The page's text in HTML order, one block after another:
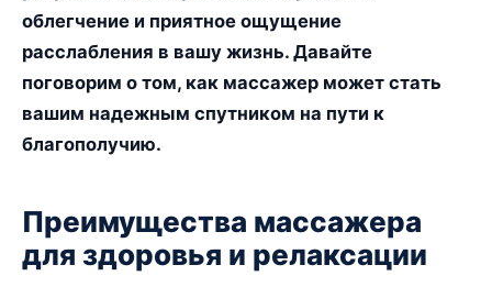
облегчение и приятное ощущение
расслабления в вашу жизнь. Давайте
поговорим о том, как массажер может стать
вашим надежным спутником на пути к
благополучию.
Преимущества массажера
для здоровья и релаксации